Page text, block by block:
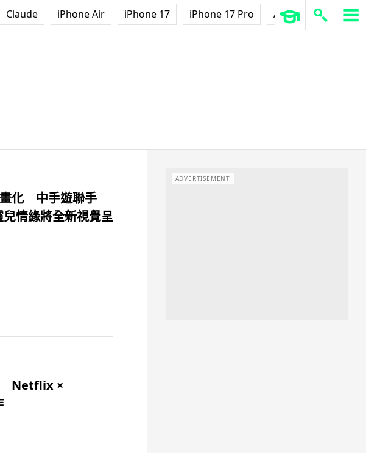
Claude iPhone Air iPhone 17 iPhone 17 Pro AirPods Pro 3
畫化 中手遊聯手
情緣將全新視覺呈
Netflix ×
ADVERTISEMENT